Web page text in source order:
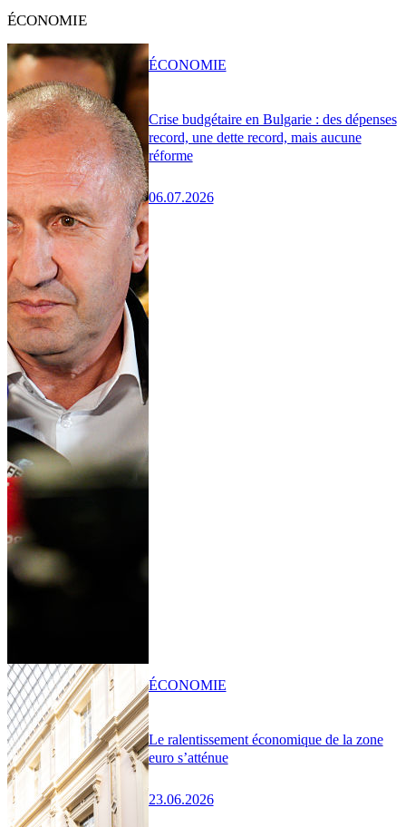
ÉCONOMIE
Crise budgétaire en Bulgarie : des dépenses
record, une dette record, mais aucune
réforme
06.07.2026
ÉCONOMIE
Le ralentissement économique de la zone
euro s’atténue
23.06.2026
ÉCONOMIE